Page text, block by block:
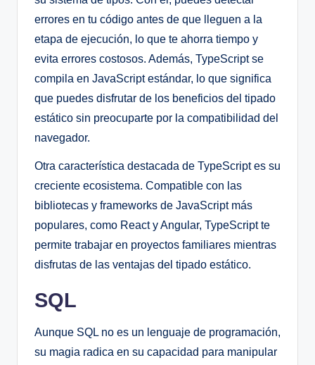
errores en tu código antes de que lleguen a la
etapa de ejecución, lo que te ahorra tiempo y
evita errores costosos. Además, TypeScript se
compila en JavaScript estándar, lo que significa
que puedes disfrutar de los beneficios del tipado
estático sin preocuparte por la compatibilidad del
navegador.
Otra característica destacada de TypeScript es su
creciente ecosistema. Compatible con las
bibliotecas y frameworks de JavaScript más
populares, como React y Angular, TypeScript te
permite trabajar en proyectos familiares mientras
disfrutas de las ventajas del tipado estático.
SQL
Aunque SQL no es un lenguaje de programación,
su magia radica en su capacidad para manipular